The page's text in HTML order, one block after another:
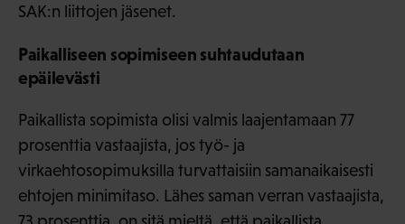
SAK:n liittojen jäsenet.
Paikalliseen sopimiseen suhtaudutaan
epäilevästi
Paikallista sopimista olisi valmis laajentamaan 77
prosenttia vastaajista, jos työ- ja
virkaehtosopimuksilla turvattaisiin samanaikaisesti
ehtojen minimitaso. Lähes saman verran vastaajista,